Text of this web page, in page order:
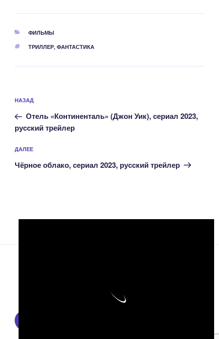
РУБРИКИ
ФИЛЬМЫ
МЕТКИ
ТРИЛЛЕР, ФАНТАСТИКА
по
записям
Предыдущая
запись:
НАЗАД
Отель «Континенталь» (Джон Уик), сериал 2023,
русский трейлер
Следующая
запись
ДАЛЕЕ
Чёрное облако, сериал 2023, русский трейлер